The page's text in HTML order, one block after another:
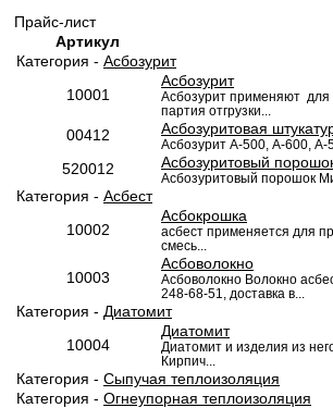
Прайс-лист
Артикул
Категория - Асбозурит
10001
Асбозурит
Асбозурит применяют для
партия отгрузки...
00412 Асбозуритовая
Асбозурит А-500, А-600, А-
520012
Асбозуритовый
Асбозуритовый порошок
Категория - Асбест
10002
Асбокрошка
асбест применяется для
смесь...
10003
Асбоволокно
Асбоволокно Волокно
248-68-51, доставка в...
Категория - Диатомит
10004
Диатомит
Диатомит и изделия из
Кирпич...
Категория - Сыпучая теплоизоляция
Категория - Огнеупорная теплоизоляция